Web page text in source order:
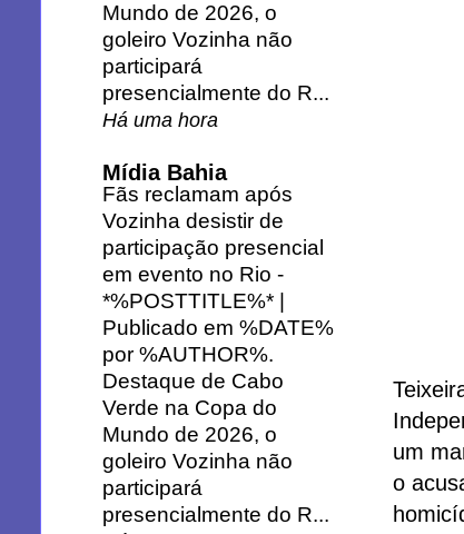
um
o
Mundo de 2026, o
goleiro Vozinha não
participará
presencialmente do R...
Há uma hora
Mídia Bahia
Fãs reclamam após
Vozinha desistir de
participação presencial
em evento no Rio -
*%POSTTITLE%* |
Publicado em %DATE%
por %AUTHOR%.
Destaque de Cabo
Verde na Copa do
Mundo de 2026, o
goleiro Vozinha não
participará
presencialmente do R...